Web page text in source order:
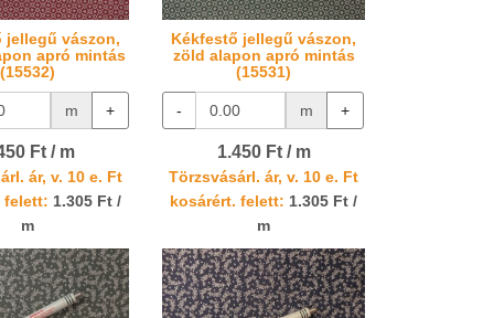
jellegű vászon,
apró mintás
(15532)
m +
Ft / m
ár, v. 10 e. Ft
felett: 1.305 Ft /
m
Kékfestő jellegű vászon,
zöld alapon apró mintás
(15531)
- m +
1.450 Ft / m
Törzsvásárl. ár, v. 10 e. Ft
kosárért. felett: 1.305 Ft /
m